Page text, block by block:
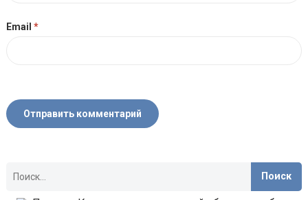
Email *